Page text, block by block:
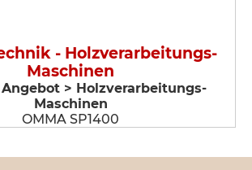
- Holzverarbeitungs-
Maschinen
> Holzverarbeitungs-
Maschinen
OMMA SP1400